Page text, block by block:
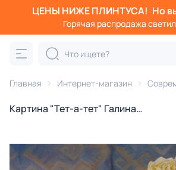
ЦЕНЫ НИЖЕ ПЛИНТУСА! Но
Горячая распродажа
Главная Интернет-магазин
Картина "Тет-а-тет" Галина